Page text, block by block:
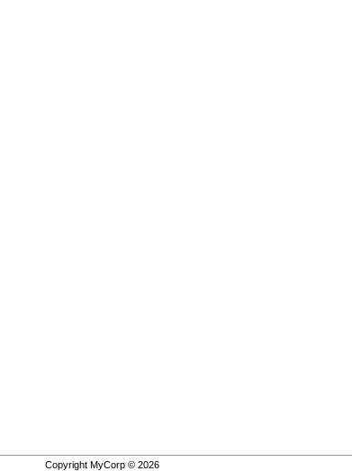
Copyright MyCorp © 2026